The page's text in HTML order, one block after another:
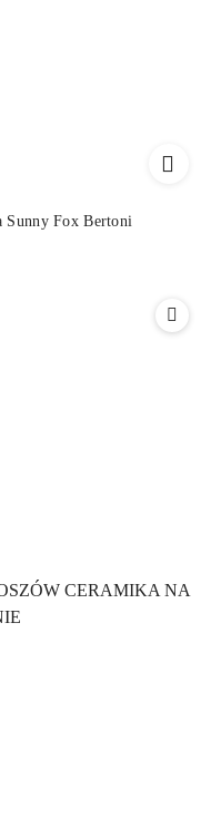
Sunny Fox Bertoni